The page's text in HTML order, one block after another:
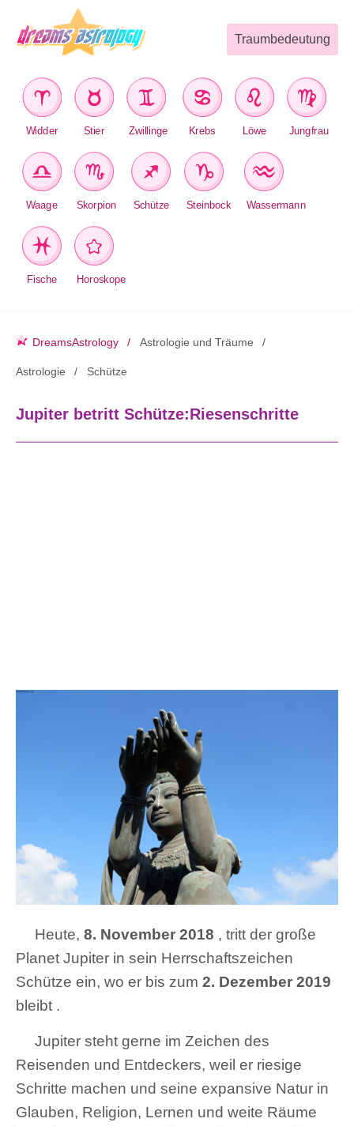
Traumbedeutung
Widder Stier Zwillinge Krebs Löwe Jungfrau
Waage Skorpion Schütze Steinbock Wassermann
Fische Horoskope
DreamsAstrology Astrologie und Träume
Astrologie Schütze
Jupiter betritt Schütze:Riesenschritte
Heute, 8. November 2018 , tritt der große
Planet Jupiter in sein Herrschaftszeichen
Schütze ein, wo er bis zum 2. Dezember 2019
bleibt .
Jupiter steht gerne im Zeichen des
Reisenden und Entdeckers, weil er riesige
Schritte machen und seine expansive Natur in
Glauben, Religion, Lernen und weite Räume